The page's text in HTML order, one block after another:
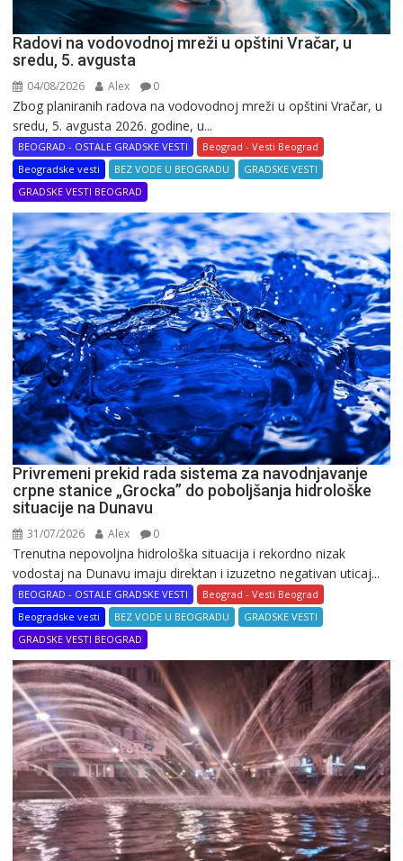
Radovi na vodovodnoj mreži u opštini Vračar, u
sredu, 5. avgusta
04/08/2026 Alex 0
Zbog planiranih radova na vodovodnoj mreži u opštini Vračar, u
sredu, 5. avgusta 2026. godine, u...
BEOGRAD - OSTALE GRADSKE VESTI
Beograd - Vesti Beograd
Beogradske vesti
BEZ VODE U BEOGRADU
GRADSKE VESTI
GRADSKE VESTI BEOGRAD
Privremeni prekid rada sistema za navodnjavanje
crpne stanice „Grocka” do poboljšanja hidrološke
situacije na Dunavu
31/07/2026 Alex 0
Trenutna nepovoljna hidrološka situacija i rekordno nizak
vodostaj na Dunavu imaju direktan i izuzetno negativan uticaj...
BEOGRAD - OSTALE GRADSKE VESTI
Beograd - Vesti Beograd
Beogradske vesti
BEZ VODE U BEOGRADU
GRADSKE VESTI
GRADSKE VESTI BEOGRAD